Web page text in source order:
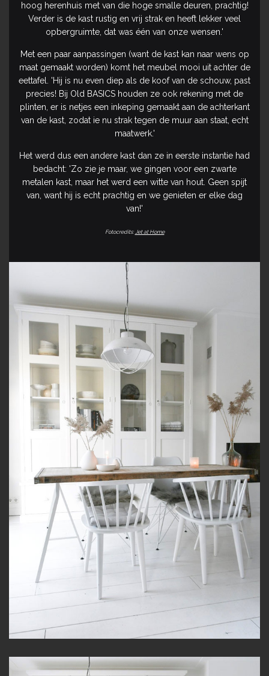
hoog herenhuis met van die hoge smalle deuren, prachtig!
Verder is de kast rustig en vrij strak en heeft lekker veel
opbergruimte, dat was één van onze wensen.'
Met een paar aanpassingen (want de kast kan naar wens op
maat gemaakt worden) komt het meubel mooi uit achter de
eettafel. 'Hij is nu even diep als de koof van de schouw, past
precies! Bij Old BASICS houden ze ook rekening met de
plinten, er is netjes een inkeping gemaakt aan de achterkant
van de kast, zodat ie nu strak tegen de muur aan staat, echt
maatwerk.'
Het werd dus een andere kast dan ze in eerste instantie had
bedacht: 'Zo zie je maar, we gingen voor een zwarte
metalen kast, maar het werd een witte van hout. Geen spijt
van, want hij is echt prachtig en we genieten er elke dag
van!'
Fotocredits:Jet at Home